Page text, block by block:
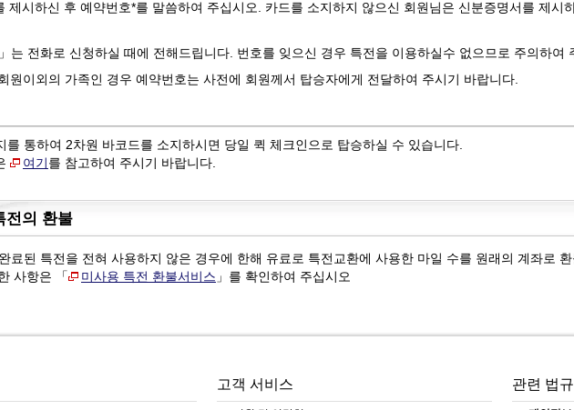
제시하신 후 예약번호*를 말씀하여 주십시오. 카드를 소지하지 않으신 회원님은 신분증명서를 제시
는 전화로 신청하실 때에 전해드립니다. 번호를 잊으신 경우 특전을 이용하실수 없으므로 주의하여
원이외의 가족인 경우 예약번호는 사전에 회원께서 탑승자에게 전달하여 주시기 바랍니다.
를 통하여 2차원 바코드를 소지하시면 당일 퀵 체크인으로 탑승하실 수 있습니다.
여기 를 참고하여 주시기 바랍니다.
전의 환불
료된 특전을 전혀 사용하지 않은 경우에 한해 유료로 특전교환에 사용한 마일 수를 원래의 계좌로
사항은 「
미사용 특전 환불서비스 」를 확인하여 주십시오
고객 서비스 관련 법